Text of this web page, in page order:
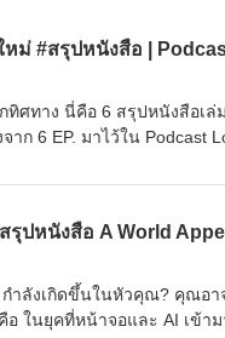
#สรุปหนังสือ |
ทิศทาง นี่คือ 6 สรุปหนังสือเ
ก 6 EP. มาไว้ใน Podcast
Elon Musk จนถึงการอ่านวั
ปหนังสือ A World
ำลังเกิดขึ้นในหัวคุณ? คุณอ
ในยุคที่หน้าจอและ AI เข้า